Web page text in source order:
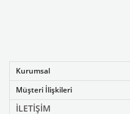
Kurumsal
Müşteri İlişkileri
İLETİŞİM